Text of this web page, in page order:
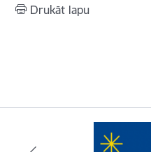
Drukāt lapu